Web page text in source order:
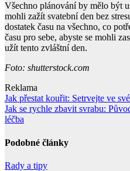
Všechno plánování by mělo být
mohli zažít svatební den bez
dostatek času na všechno, co
času pro sebe, abyste se mohli
užít tento zvláštní den.
Foto: shutterstock.com
Reklama
Navigace
pro
Jak přestat kouřit: Setrvejte ve
Jak se rychle zbavit svrabu:
léčba
Podobné články
Rady a tipy